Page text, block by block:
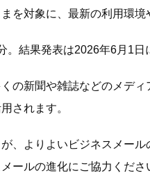
を対象に、最新の利用環
。結果発表は2026年6月1
の新聞や雑誌などのメデ
されます。
、よりよいビジネスメー
ールの進化にご協力くだ